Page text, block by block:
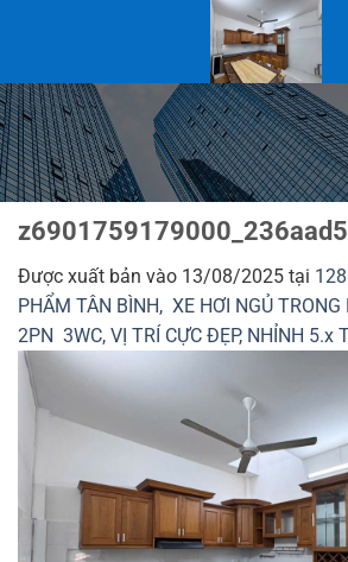
dung
Được xuất bản vào 13/08/2025 tại
PHẨM TÂN BÌNH, XE HƠI NGỦ
2PN 3WC, VỊ TRÍ CỰC ĐẸP, NHỈNH 5.x